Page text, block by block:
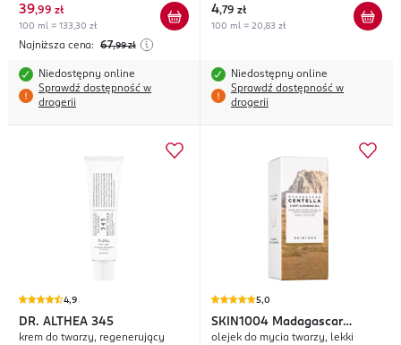
39,99 zł
100 ml = 133,30 zł
Najniższa cena: 67,99 zł
Niedostępny online
Sprawdź dostępność w
drogerii
4,79 zł
100 ml = 20,83 zł
Niedostępny online
Sprawdź dostępność w
drogerii
4,9
DR. ALTHEA 345
krem do twarzy, regenerujący
5,0
SKIN1004 Madagascar
Centella
olejek do mycia twarzy, lekki